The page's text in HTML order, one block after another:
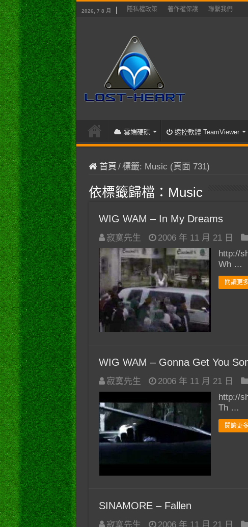
2026, 7 8 月 隱私權政策 著作權保護 聯繫我們
雲端硬碟 遠控軟體 TeamViewer
首頁 /標籤: Music (頁面 731)
依標籤歸檔： Music
WIG WAM – In My Dreams
寂寞先生 2006 年 11 月 21 日
http://
Wh …
閱讀更
WIG WAM – Gonna Get You
寂寞先生 2006 年 11 月 21 日
http://
Th …
閱讀更
SINAMORE – Fallen
寂寞先生 2006 年 11 月 21 日